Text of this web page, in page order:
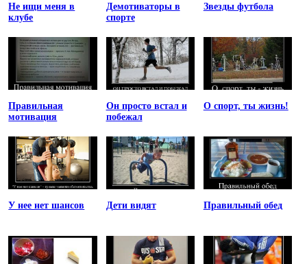
Не ищи меня в
клубе
Демотиваторы в
спорте
Звезды футбола
Правильная
мотивация
Он просто встал и
побежал
О спорт, ты жизнь!
У нее нет шансов Дети видят Правильный обед